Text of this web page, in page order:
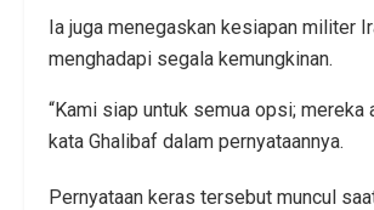
Ia juga menegaskan kesiapan militer
menghadapi segala kemungkinan.
“Kami siap untuk semua opsi; mereka
kata Ghalibaf dalam pernyataannya.
Pernyataan keras tersebut muncul